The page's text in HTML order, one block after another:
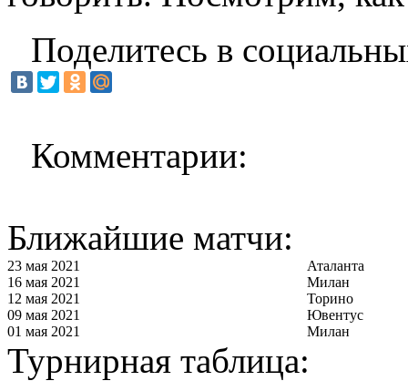
Поделитесь в
Комментарии:
Ближайшие матчи:
23 мая 2021
Аталанта
16 мая 2021
Милан
12 мая 2021
Торино
09 мая 2021
Ювентус
01 мая 2021
Милан
Турнирная таблица: